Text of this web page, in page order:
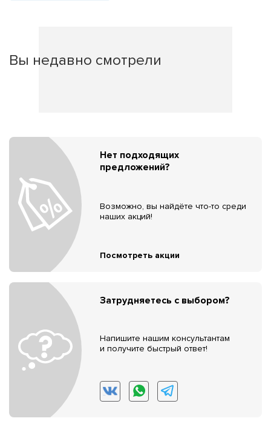
Вы недавно смотрели
Нет подходящих
предложений?
Возможно, вы найдёте что-то среди
наших акций!
Посмотреть акции
Затрудняетесь с выбором?
Напишите нашим консультантам
и получите быстрый ответ!